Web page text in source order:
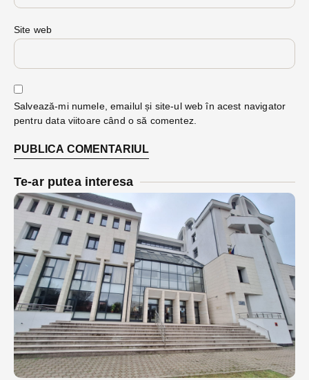
Site web
Salvează-mi numele, emailul și site-ul web în acest navigator
pentru data viitoare când o să comentez.
Te-ar putea interesa